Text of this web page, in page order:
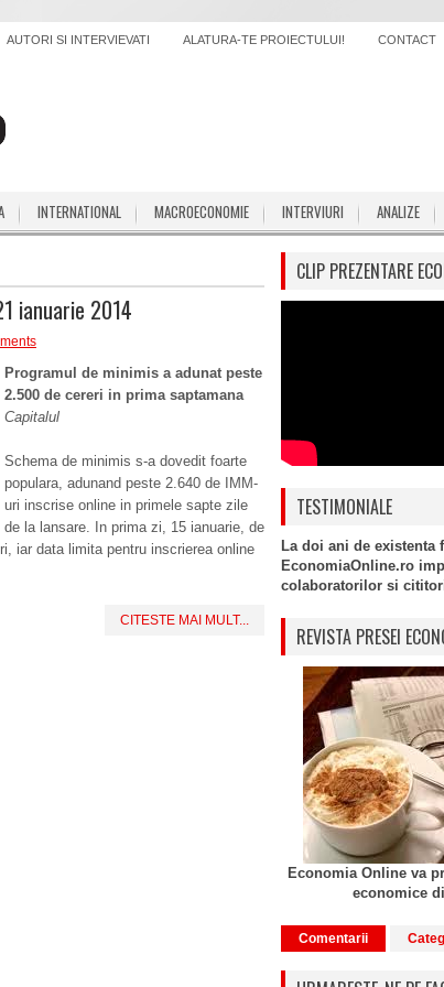
AUTORI SI INTERVIEVATI ALATURA-TE PROIECTULUI! CONTACT
INTERNATIONAL MACROECONOMIE INTERVIURI ANALIZE
ianuarie 2014
Programul de minimis a adunat peste
2.500 de cereri in prima saptamana
Capitalul
Schema de minimis s-a dovedit foarte
populara, adunand peste 2.640 de IMM-
uri inscrise online in primele sapte zile
de la lansare. In prima zi, 15 ianuarie, de
iar data limita pentru inscrierea online
CITESTE MAI MULT...
CLIP PREZENTARE
TESTIMONIALE
La doi ani de existenta
EconomiaOnline.ro
colaboratorilor si
REVISTA PRESEI
Economia Online va
economice
Comentarii